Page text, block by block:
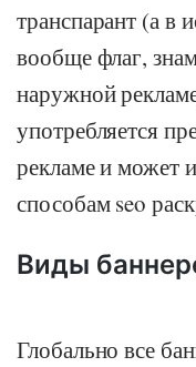
транспарант (а в
вообще флаг,
наружной
употребляется
рекламе и может
способам seo
Виды
Глобально все